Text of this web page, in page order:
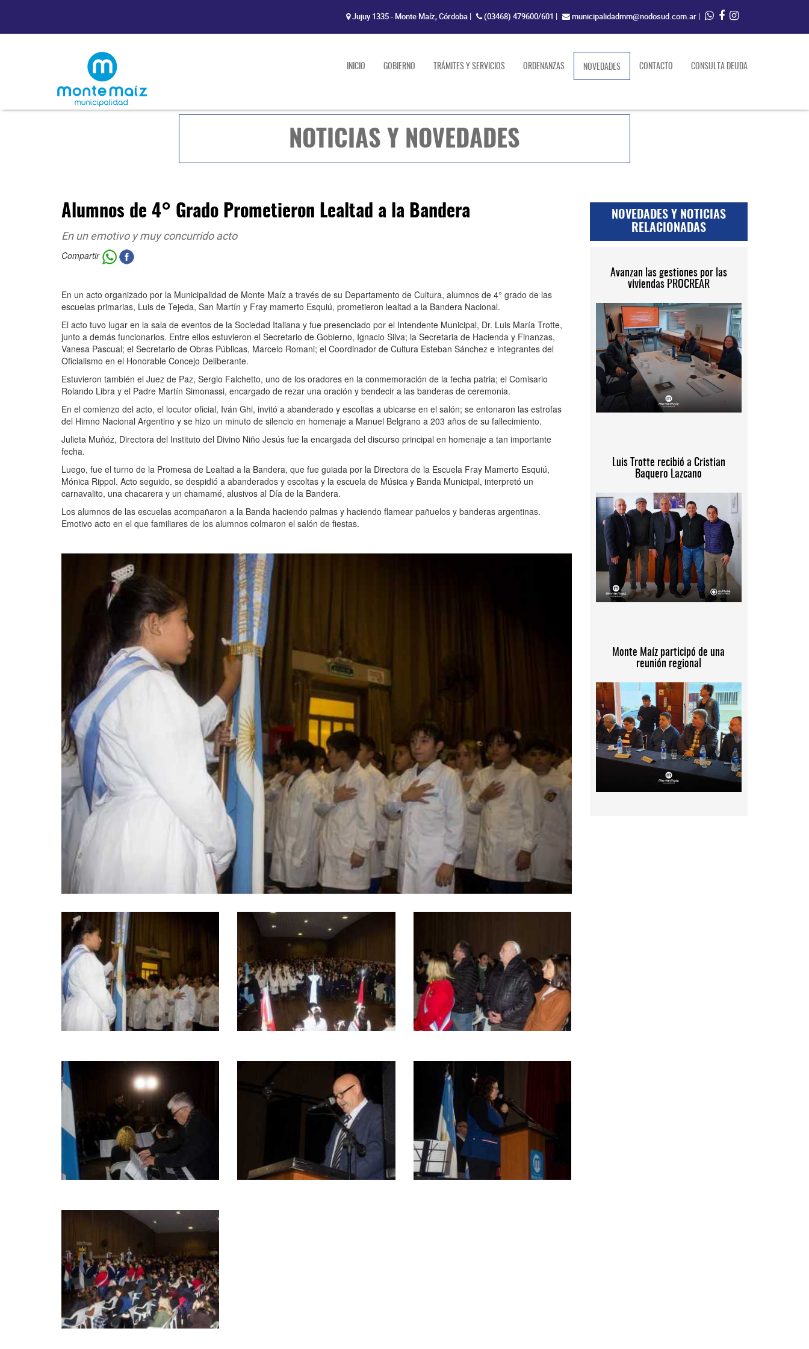
Jujuy 1335 - Monte Maíz, Córdoba | (03468) 479600/601 | municipalidadmm@nodosud.com.ar |
INICIO GOBIERNO TRÁMITES Y SERVICIOS ORDENANZAS NOVEDADES(current)CONTACTO CONSULTA DEUDA
NOTICIAS Y NOVEDADES
Alumnos de 4° Grado Prometieron Lealtad a la Bandera
En un emotivo y muy concurrido acto
Compartir
En un acto organizado por la Municipalidad de Monte Maíz a través de su Departamento de Cultura, alumnos de 4° grado de las
escuelas primarias, Luis de Tejeda, San Martín y Fray mamerto Esquiú, prometieron lealtad a la Bandera Nacional.
El acto tuvo lugar en la sala de eventos de la Sociedad Italiana y fue presenciado por el Intendente Municipal, Dr. Luis María Trotte,
junto a demás funcionarios. Entre ellos estuvieron el Secretario de Gobierno, Ignacio Silva; la Secretaria de Hacienda y Finanzas,
Vanesa Pascual; el Secretario de Obras Públicas, Marcelo Romani; el Coordinador de Cultura Esteban Sánchez e integrantes del
Oficialismo en el Honorable Concejo Deliberante.
Estuvieron también el Juez de Paz, Sergio Falchetto, uno de los oradores en la conmemoración de la fecha patria; el Comisario
Rolando Libra y el Padre Martín Simonassi, encargado de rezar una oración y bendecir a las banderas de ceremonia.
En el comienzo del acto, el locutor oficial, Iván Ghi, invitó a abanderado y escoltas a ubicarse en el salón; se entonaron las estrofas
del Himno Nacional Argentino y se hizo un minuto de silencio en homenaje a Manuel Belgrano a 203 años de su fallecimiento.
Julieta Muñóz, Directora del Instituto del Divino Niño Jesús fue la encargada del discurso principal en homenaje a tan importante
fecha.
Luego, fue el turno de la Promesa de Lealtad a la Bandera, que fue guiada por la Directora de la Escuela Fray Mamerto Esquiú,
Mónica Rippol. Acto seguido, se despidió a abanderados y escoltas y la escuela de Música y Banda Municipal, interpretó un
carnavalito, una chacarera y un chamamé, alusivos al Día de la Bandera.
Los alumnos de las escuelas acompañaron a la Banda haciendo palmas y haciendo flamear pañuelos y banderas argentinas.
Emotivo acto en el que familiares de los alumnos colmaron el salón de fiestas.
NOVEDADES Y NOTICIAS
RELACIONADAS
Avanzan las gestiones por las
viviendas PROCREAR
Luis Trotte recibió a Cristian
Baquero Lazcano
Monte Maíz participó de una
reunión regional